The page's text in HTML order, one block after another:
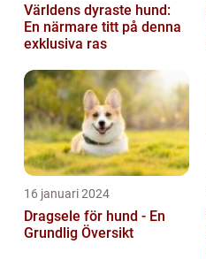
Världens dyraste hund:
En närmare titt på denna
exklusiva ras
16 januari 2024
Dragsele för hund - En
Grundlig Översikt